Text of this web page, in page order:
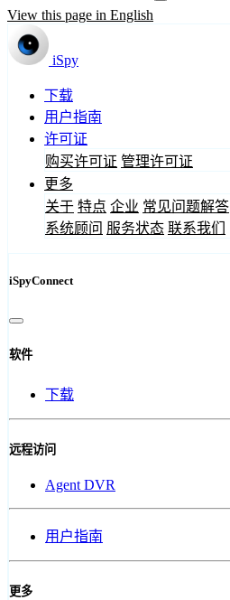
View this page in English
iSpy
下载
用户指南
许可证
购买许可证 管理许可证
更多
关于 特点 企业 常见问题解答
系统顾问 服务状态 联系我们
iSpyConnect
软件
下载
远程访问
Agent DVR
用户指南
更多